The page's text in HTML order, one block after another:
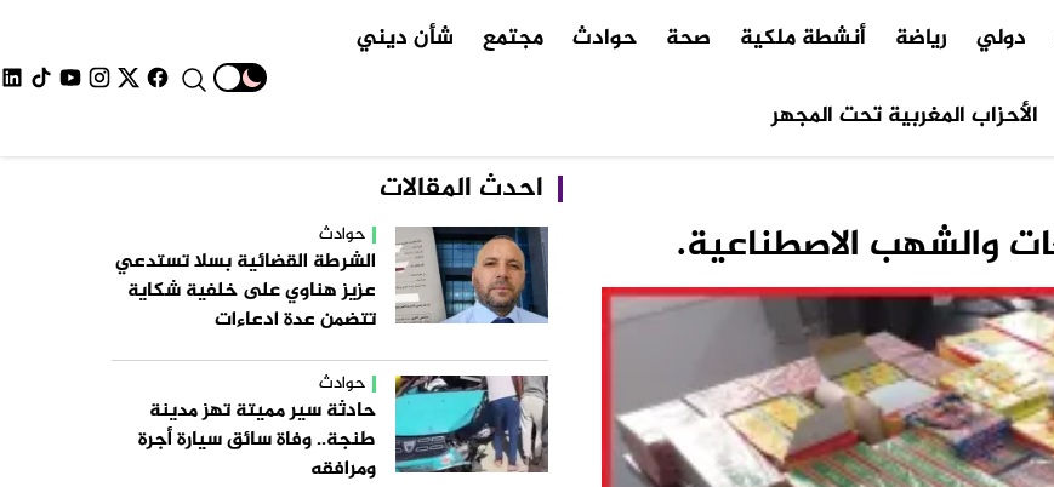
دولي رياضة أنشطة ملكية صحة حوادث مجتمع شأن ديني
الأحزاب المغربية تحت المجهر
احدث المقالات
حوادث
الشرطة القضائية بسلا تستدعي
عزيز هناوي على خلفية شكاية
تتضمن عدة ادعاءات
حوادث
حادثة سير مميتة تهز مدينة
طنجة.. وفاة سائق سيارة أجرة
ومرافقه